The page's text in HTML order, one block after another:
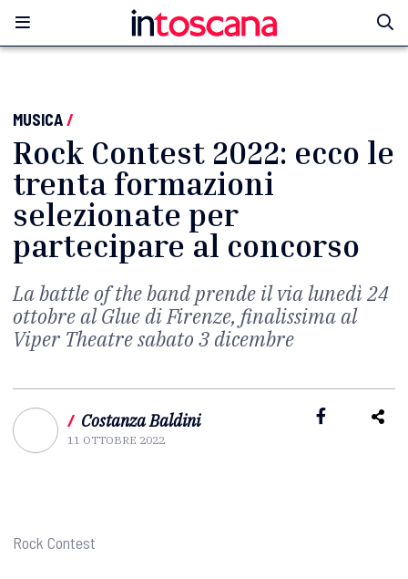
MUSICA/
Rock Contest 2022: ecco le
trenta formazioni
selezionate per
partecipare al concorso
La battle of the band prende il via lunedì 24
ottobre al Glue di Firenze, finalissima al
Viper Theatre sabato 3 dicembre
/ Costanza Baldini
11 OTTOBRE 2022
Rock Contest